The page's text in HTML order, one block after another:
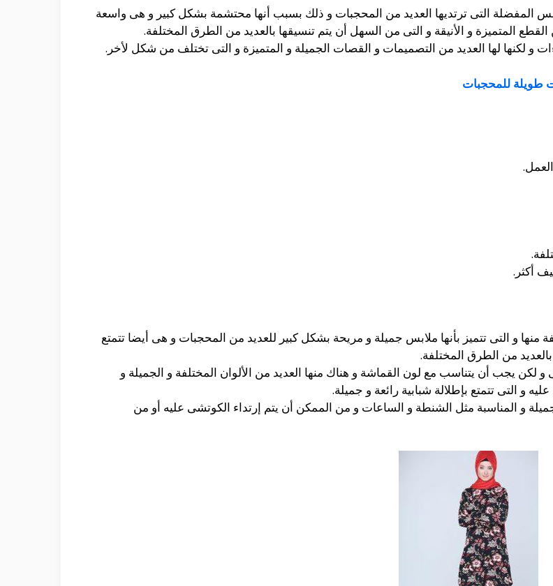
المفضلة التى ترتديها العديد من المحجبات و ذلك بسبب أنها محتشمة بشكل كبير و هى واسعة
المتميزة و الأنيقة و التى من السهل أن يتم تنسيقها بالعديد من الطرق المختلفة.
و لكنها لها العديد من التصميمات و القصات الجميلة و المتميزة و التى تختلف من شكل لأخر.
طويلة للمحجبات
أكثر.
و التى تتميز بأنها ملابس جميلة و مريحة بشكل كبير للعديد من المحجبات و هى أيضا تتمتع
من الطرق المختلفة.
و لكن يجب أن يتناسب مع لون القماشة و هناك منها العديد من الألوان المختلفة و الجميلة و
و التى تتمتع بإطلالة شبابية رائعة و جميلة.
و المناسبة مثل الشنطة و الساعات و من الممكن أن يتم إرتداء الكوتشى عليه أو من